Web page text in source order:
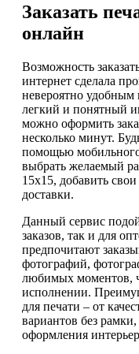
Заказать
онлайн
Возможность
интернет сделала
невероятно
легкий и понятный
можно оформить
несколько минут.
помощью
выбрать желаемый
15х15, добавить
доставки.
Данный сервис
заказов, так и для
предпочитают
фотографий,
любимых моментов,
исполнении.
для печати – от
вариантов без
оформления